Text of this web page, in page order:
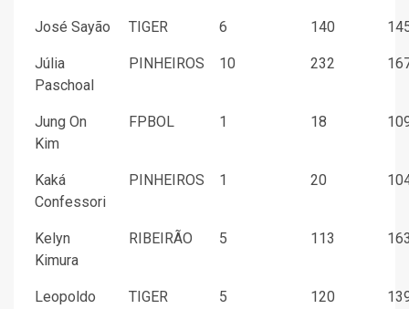
José Sayão TIGER 6 140
Júlia
Paschoal
PINHEIROS 10 232
Jung On
Kim
FPBOL 1 18
Kaká
Confessori
PINHEIROS 1 20
Kelyn
Kimura
RIBEIRÃO 5 113
Leopoldo
TIGER 5 120